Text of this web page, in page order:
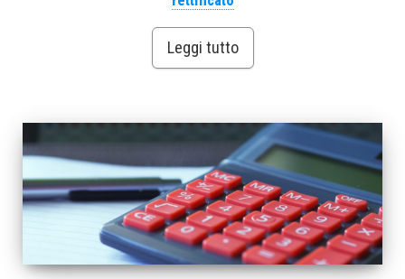
Leggi tutto